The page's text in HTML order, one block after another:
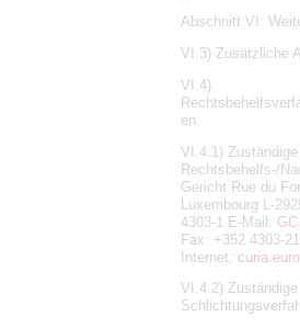
Abschnitt VI:
VI.3) Zusätzliche
VI.4)
en
VI.4.1)
Rechtsbehelfs-/
Gericht Rue du
Luxembourg L-
4303-1 E-Mail:
Fax: +352 4303-
Internet:
VI.4.2)